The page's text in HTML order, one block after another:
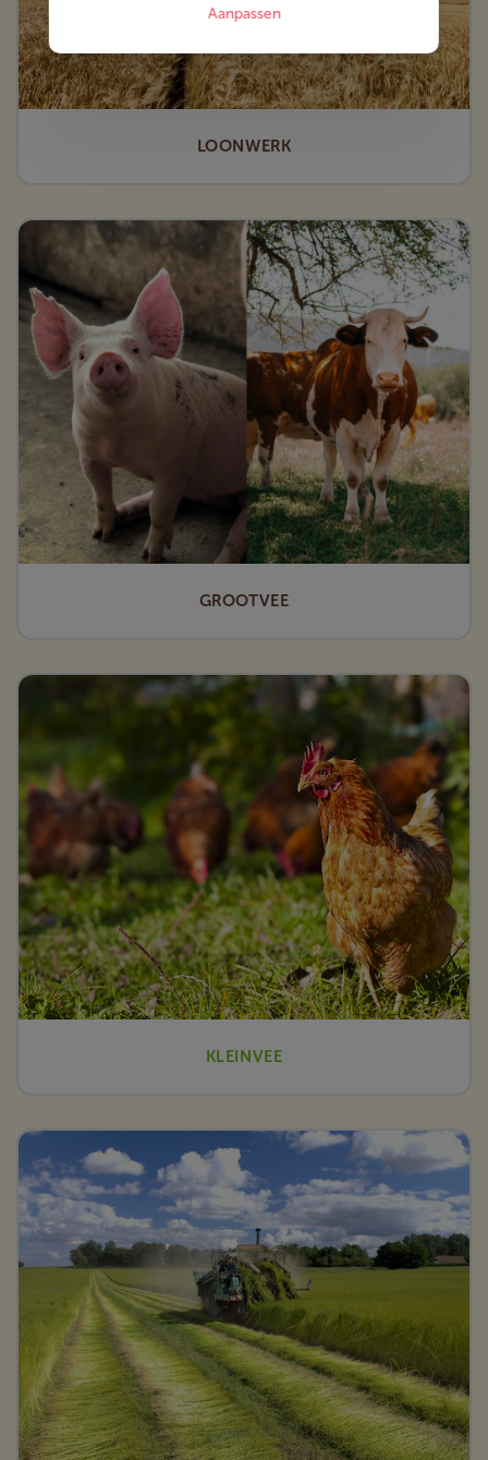
LOONWERK
GROOTVEE
KLEINVEE
Aanpassen